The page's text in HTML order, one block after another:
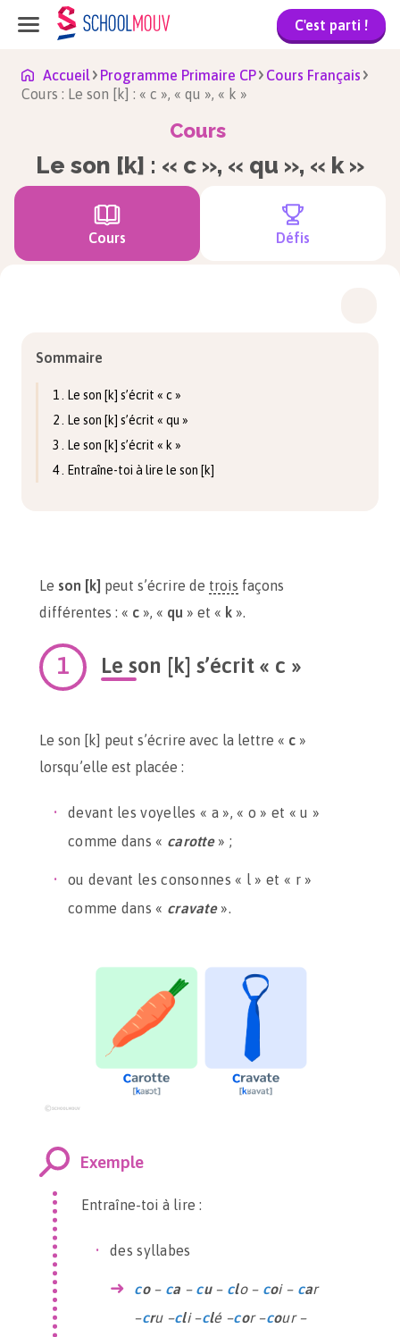
C'est parti !
Accueil Programme Primaire CP
Cours Français
Cours : Le son [k] : « c », « qu », « k »
Cours
Le son [k] : « c », « qu », « k »
Cours Défis
Sommaire
1 . Le son [k] s’écrit « c »
2 . Le son [k] s’écrit « qu »
3 . Le son [k] s’écrit « k »
4 . Entraîne-toi à lire le son [k]
Le son [k] peut s’écrire de trois façons
différentes : « c », « qu » et « k ».
Le son [k] s’écrit « c »
Le son [k] peut s’écrire avec la lettre « c »
lorsqu’elle est placée :
devant les voyelles « a », « o » et « u »
comme dans « carotte» ;
ou devant les consonnes « l » et « r »
comme dans « cravate».
Exemple
Entraîne-toi à lire :
des syllabes
co– ca – cu– clo – coi – car
–cru –cli –clé –cor –cour –